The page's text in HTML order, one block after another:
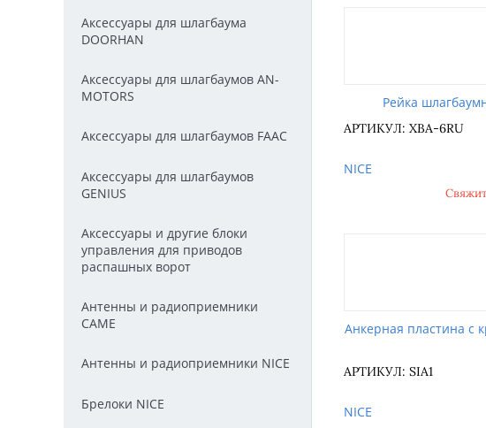
Аксессуары для шлагбаума
DOORHAN
Аксессуары для шлагбаумов AN-
MOTORS
Аксессуары для шлагбаумов FAAC
Аксессуары для шлагбаумов
GENIUS
Аксессуары и другие блоки
управления для приводов
распашных ворот
Антенны и радиоприемники
CAME
Антенны и радиоприемники NICE
Брелоки NICE
Рейка
АРТИКУЛ: XBA-6RU
NICE
Анкерная пластина с
АРТИКУЛ: SIA1
NICE